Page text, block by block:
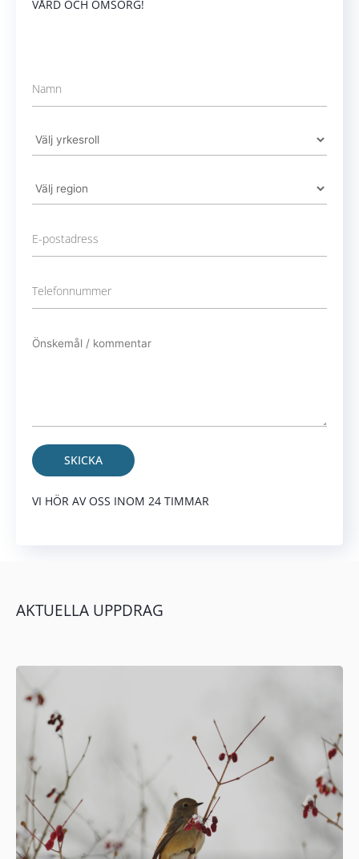
VÅRD OCH OMSORG!
VI HÖR AV OSS INOM 24 TIMMAR
AKTUEL